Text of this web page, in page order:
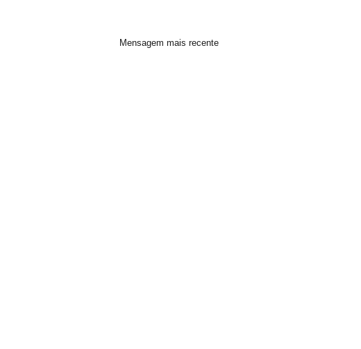
Mensagem mais recente